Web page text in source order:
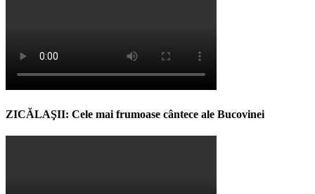
ZICĂLAŞII: Cele mai frumoase cântece ale Bucovinei